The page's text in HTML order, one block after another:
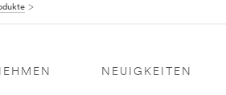
NEUIGKEITEN